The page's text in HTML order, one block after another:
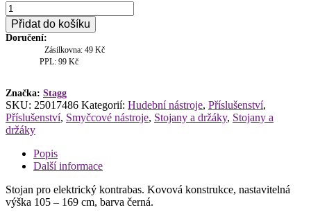
Stagg
SV-
EDB,
stojan
množství
Přidat do košíku
Doručení:
Zásilkovna: 49 Kč
PPL: 99 Kč
Značka: Stagg
SKU: 25017486 Kategorií: Hudební nástroje, Příslušenství,
Příslušenství, Smyčcové nástroje, Stojany a držáky, Stojany a
držáky
Popis
Další informace
Stojan pro elektrický kontrabas. Kovová konstrukce, nastavitelná
výška 105 – 169 cm, barva černá.